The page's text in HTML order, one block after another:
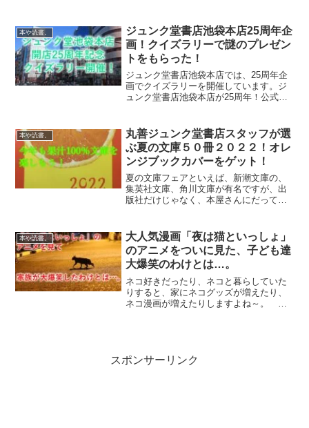
させていただきまーす！ジュンク堂書店
って？ ワタクシの...
本や読書。
ジュンク堂書店池袋本店25周年企
画！クイズラリーで謎のプレゼン
トをもらった！
ジュンク堂書店池袋本店では、25周年企
画でクイズラリーを開催しています。ジ
ュンク堂書店池袋本店が25周年！公式
～。ワタクシ覚えてます。当時、田舎か
ら東京に出て...
本や読書。
丸善ジュンク堂書店スタッフが選
ぶ夏の文庫５０冊２０２２！オレ
ンジブックカバーをゲット！
夏の文庫フェアといえば、新潮文庫の、
集英社文庫、角川文庫が有名ですが、出
版社だけじゃなく、本屋さんにだって熱
フェアなのか…詳細をレポートします！
なつの文庫５０冊とは…公...
本や読書。
大人気漫画「夜は猫といっしょ」
のアニメをついに見た、子ども達
大爆笑のわけとは…。
ネコ好きだったり、ネコと暮らしていた
りすると、家にネコグッズが増えたり、
ネコ漫画が増えたりしますよね～。 だ
スポンサーリンク